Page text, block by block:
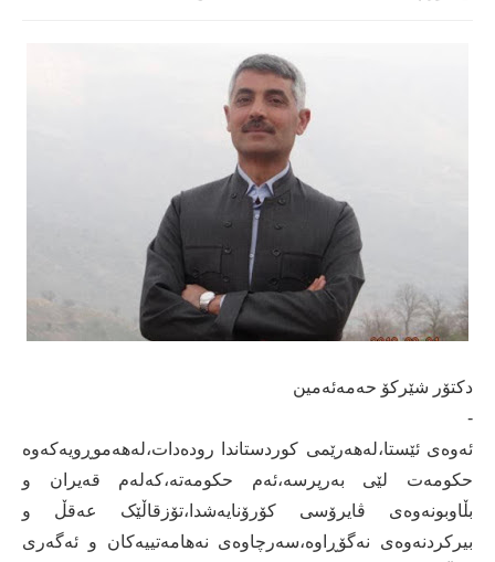
دكتۆر شێركۆ حەمەئەمین
-
ئەوەی ئێستا،لەهەرێمی کوردستاندا رودەدات،لەهەموڕویەکەوە
حکومەت لێی بەرپرسە،ئەم حکومەتە،کەلەم قەیران و
بڵاوبونەوەی ڤایرۆسی کۆرۆنایەشدا،تۆزقاڵێک عەقڵ و
بیرکردنەوەی نەگۆڕاوە،سەرچاوەی نەهامەتییەکان و ئەگەری